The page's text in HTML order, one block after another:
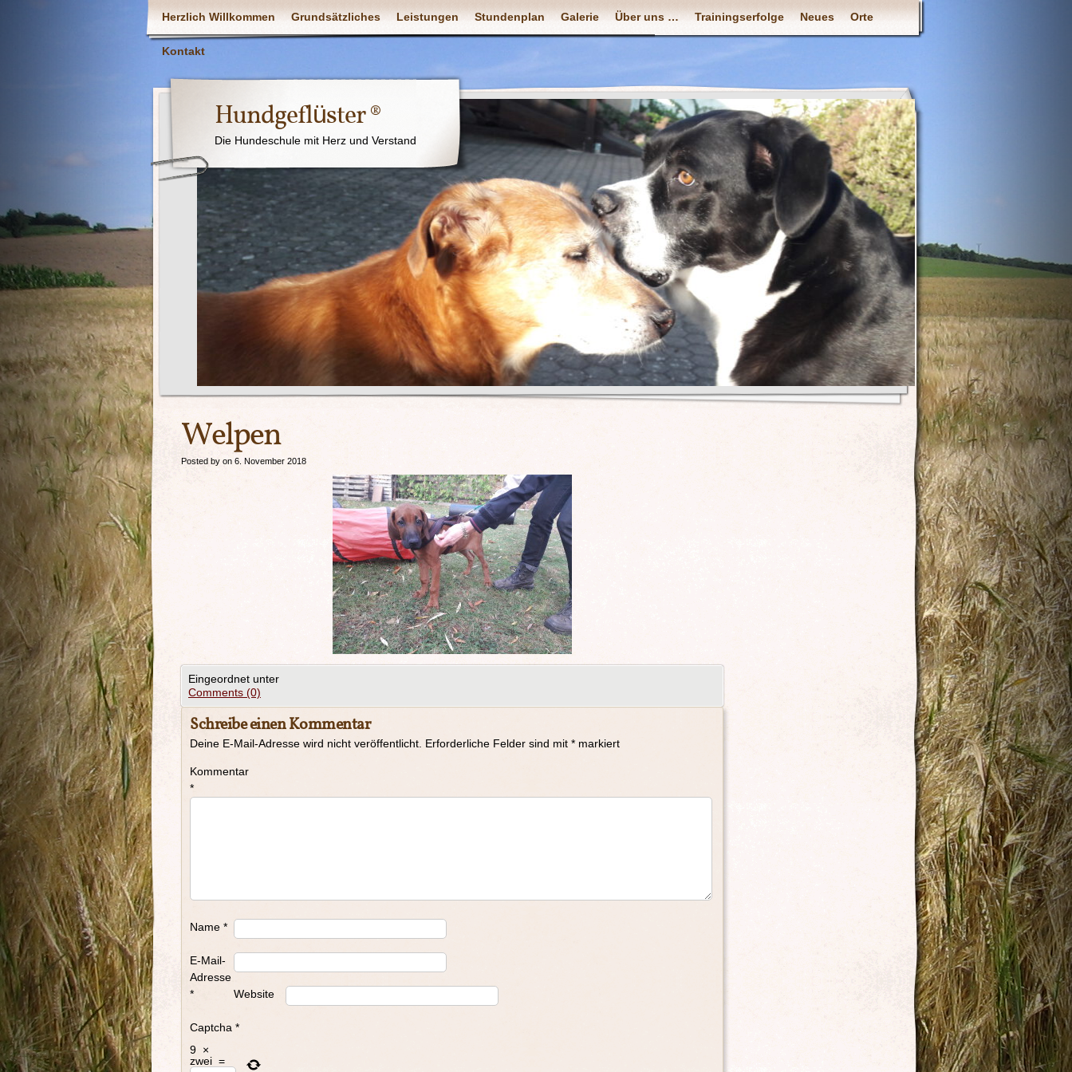
Herzlich Willkommen Grundsätzliches Leistungen Stundenplan Galerie Über uns … Trainingserfolge Neues Orte
Kontakt
Hundgeflüster ®
Die Hundeschule mit Herz und Verstand
Welpen
Posted by on 6. November 2018
Eingeordnet unter
Comments (0)
Schreibe einen Kommentar
Deine E-Mail-Adresse wird nicht veröffentlicht. Erforderliche Felder sind mit * markiert
Kommentar
*
Name *
E-Mail-
Adresse
*
Website
Captcha *
9 ×
zwei =